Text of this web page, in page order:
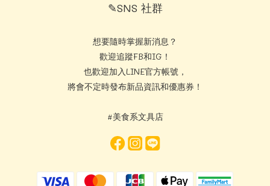
✎SNS 社群
想要隨時掌握新消息？
歡迎追蹤FB和IG！
也歡迎加入LINE官方帳號，
將會不定時發布新品資訊和優惠券！
#美食系文具店